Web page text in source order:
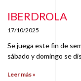
IBERDROLA
17/10/2025
Se juega este fin de
sábado y domingo se
Leer más »